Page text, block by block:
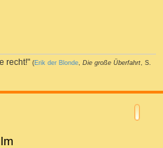
recht!" (Erik der Blonde Die große Überfahrt , S.
a